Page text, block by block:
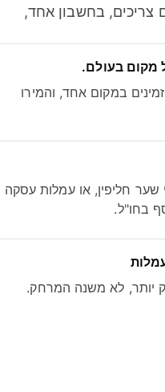
צריכים, בחשבון אחד,
בעולם.
במקום אחד, והמירו
חליפין, או עמלות עסקה
בחו"ל.
לא משנה המרחק.